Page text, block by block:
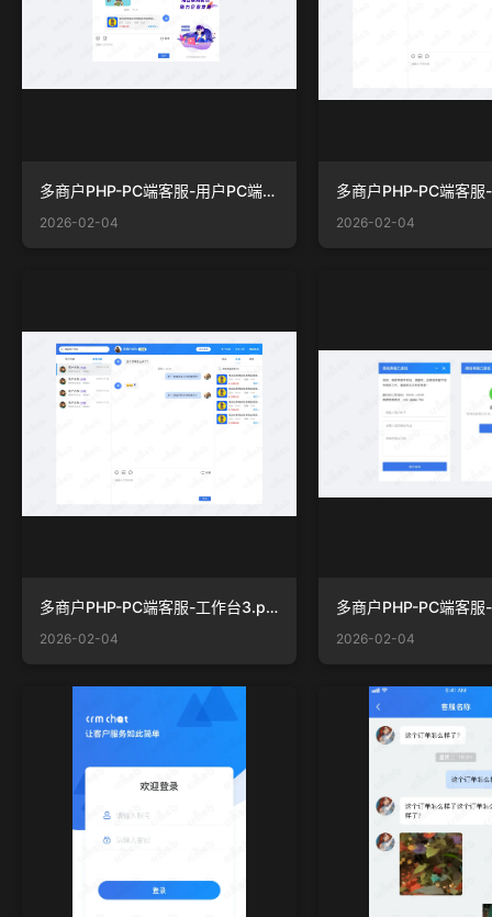
多商户PHP-PC端客服-用户PC端右侧广告.png
2026-02-04 2026-02-04
多商户PHP-PC端客服-工作台3.png
2026-02-04 2026-02-04